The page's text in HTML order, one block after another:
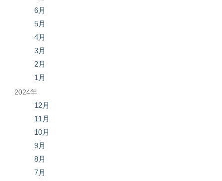
6月
5月
4月
3月
2月
1月
2024年
12月
11月
10月
9月
8月
7月